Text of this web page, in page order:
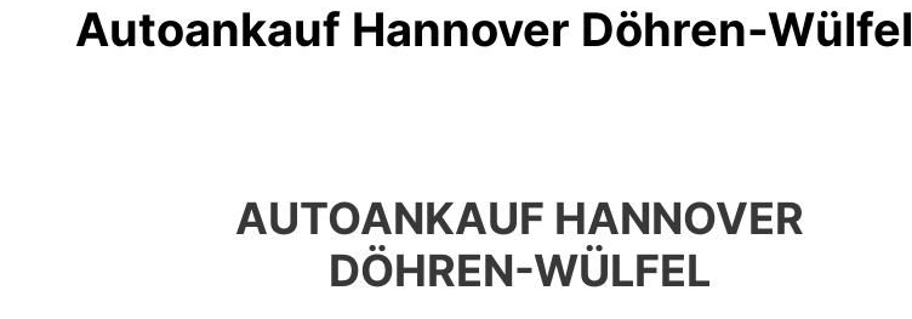
Autoankauf Hannover Döhren-Wülfel
AUTOANKAUF HANNOVER
DÖHREN-WÜLFEL